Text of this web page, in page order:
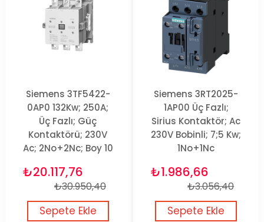
Siemens 3TF5422-
0AP0 132Kw; 250A;
Üç Fazlı; Güç
Kontaktörü; 230V
Ac; 2No+2Nc; Boy 10
₺20.117,76
₺30.950,40
Sepete Ekle
Siemens 3RT2025-
1AP00 Üç Fazlı;
Sirius Kontaktör; Ac
230V Bobinli; 7;5 Kw;
1No+1Nc
₺1.986,66
₺3.056,40
Sepete Ekle